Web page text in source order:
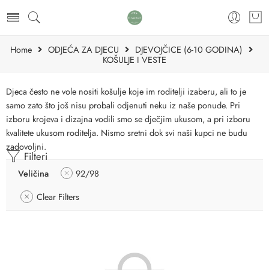
Home ODJEĆA ZA DJECU
DJEVOJČICE (6-10 GODINA)
KOŠULJE I VESTE
Djeca često ne vole nositi košulje koje im roditelji izaberu, ali to je
samo zato što još nisu probali odjenuti neku iz naše ponude. Pri
izboru krojeva i dizajna vodili smo se dječjim ukusom, a pri izboru
kvalitete ukusom roditelja. Nismo sretni dok svi naši kupci ne budu
zadovoljni.
Filteri
Veličina
92/98
Clear Filters